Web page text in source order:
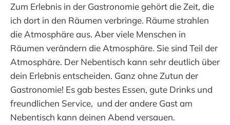
Zum Erlebnis in der Gastronomie gehört die Zeit, die
ich dort in den Räumen verbringe. Räume strahlen
die Atmosphäre aus. Aber viele Menschen in
Räumen verändern die Atmosphäre. Sie sind Teil der
Atmosphäre. Der Nebentisch kann sehr deutlich über
dein Erlebnis entscheiden. Ganz ohne Zutun der
Gastronomie! Es gab bestes Essen, gute Drinks und
freundlichen Service, und der andere Gast am
Nebentisch kann deinen Abend versauen.